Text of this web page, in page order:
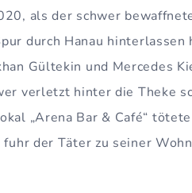
als der schwer
durch Hanau
Gültekin und Mercedes
verletzt hinter die Theke
„Arena Bar & Café“
fuhr der Täter zu seiner